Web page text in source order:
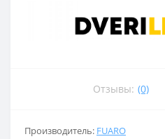
Отзывы: (0)
Производитель: FUARO